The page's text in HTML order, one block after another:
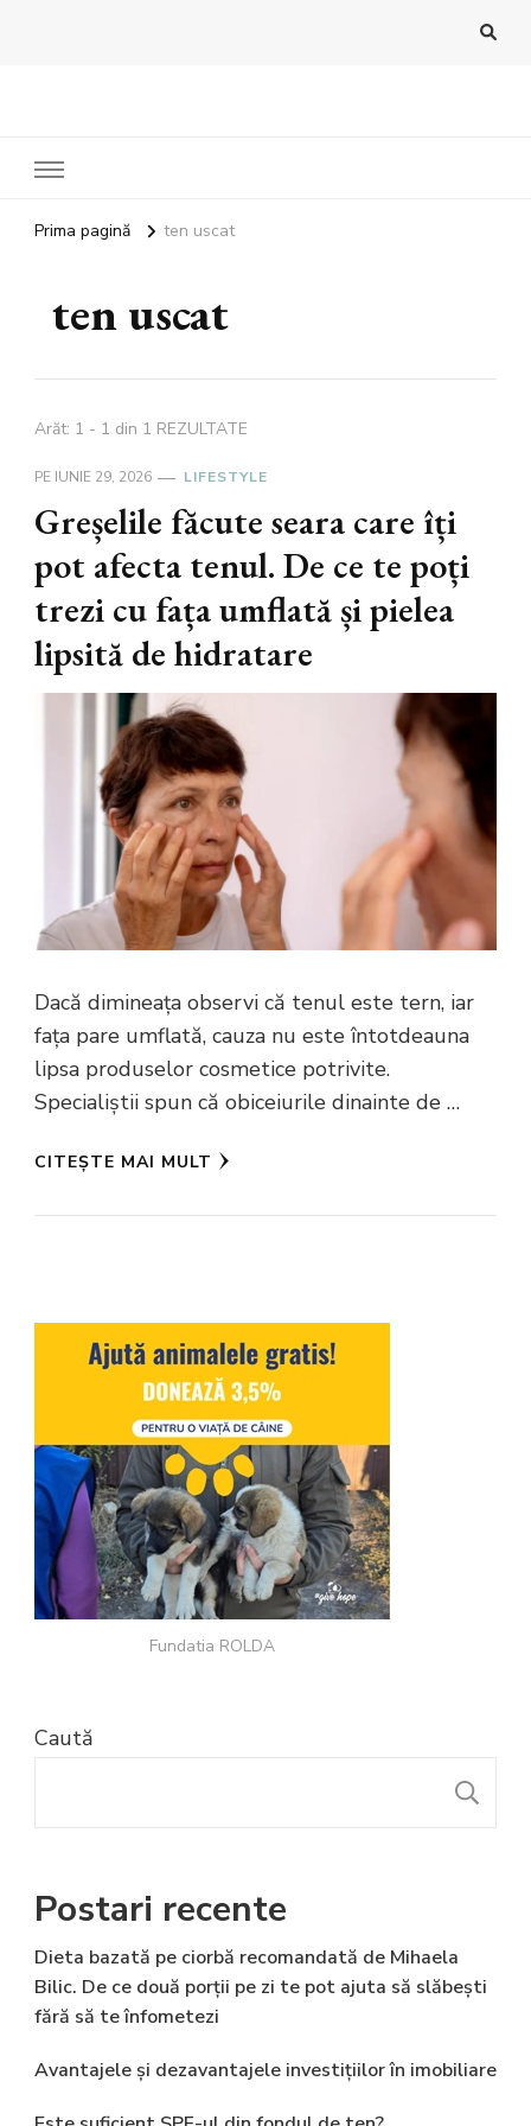
Prima pagină ten uscat
ten uscat
Arăt: 1 - 1 din 1 REZULTATE
PE IUNIE 29, 2026 LIFESTYLE
Greșelile făcute seara care îți
pot afecta tenul. De ce te poți
trezi cu fața umflată și pielea
lipsită de hidratare
Dacă dimineața observi că tenul este tern, iar
fața pare umflată, cauza nu este întotdeauna
lipsa produselor cosmetice potrivite.
Specialiștii spun că obiceiurile dinainte de …
CITEȘTE MAI MULT
Fundatia ROLDA
Caută
Postari recente
Dieta bazată pe ciorbă recomandată de Mihaela
Bilic. De ce două porții pe zi te pot ajuta să slăbești
fără să te înfometezi
Avantajele și dezavantajele investițiilor în imobiliare